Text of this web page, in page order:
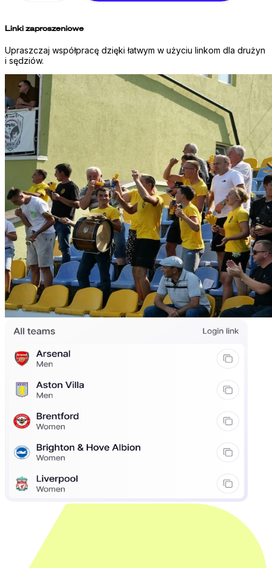
Linki zaproszeniowe
Upraszczaj współpracę dzięki łatwym w użyciu linkom dla drużyn
i sędziów.